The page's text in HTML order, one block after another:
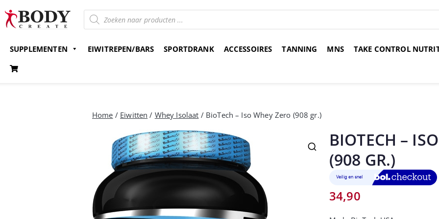
SUPPLEMENTEN EIWITREPEN/BARS SPORTDRANK ACCESSOIRES TANNING MNS TAKE CONTROL
Home / Eiwitten / Whey Isolaat / BioTech – Iso Whey Zero (908 gr.)
BIOTECH –
(908 GR.)
34,90